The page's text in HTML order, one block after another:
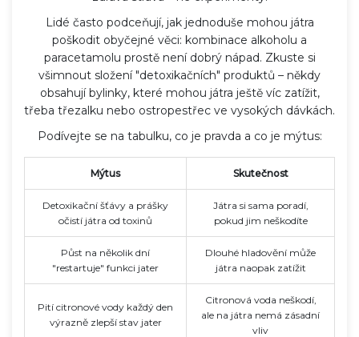
Lidé často podceňují, jak jednoduše mohou játra
poškodit obyčejné věci: kombinace alkoholu a
paracetamolu prostě není dobrý nápad. Zkuste si
všimnout složení "detoxikačních" produktů – někdy
obsahují bylinky, které mohou játra ještě víc zatížit,
třeba třezalku nebo ostropestřec ve vysokých dávkách.
Podívejte se na tabulku, co je pravda a co je mýtus:
Mýtus Skutečnost
Detoxikační šťávy a prášky
očistí játra od toxinů
Játra si sama poradí,
pokud jim neškodíte
Půst na několik dní
"restartuje" funkci jater
Dlouhé hladovění může
játra naopak zatížit
Pití citronové vody každý den
výrazně zlepší stav jater
Citronová voda neškodí,
ale na játra nemá zásadní
vliv